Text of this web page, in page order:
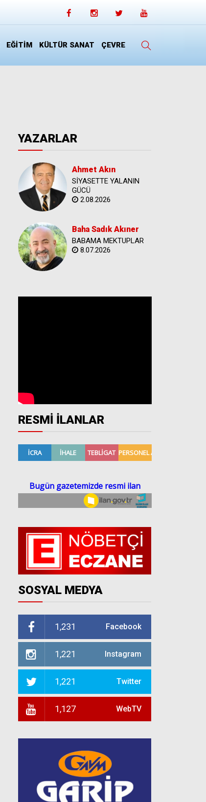
EĞİTİM KÜLTÜR SANAT ÇEVRE
YAZARLAR
Ahmet Akın
SİYASETTE YALANIN
GÜCÜ
2.08.2026
Baha Sadık Akıner
BABAMA MEKTUPLAR
8.07.2026
RESMİ İLANLAR
SOSYAL MEDYA
1,231 Facebook
1,221 Instagram
1,221 Twitter
1,127 WebTV